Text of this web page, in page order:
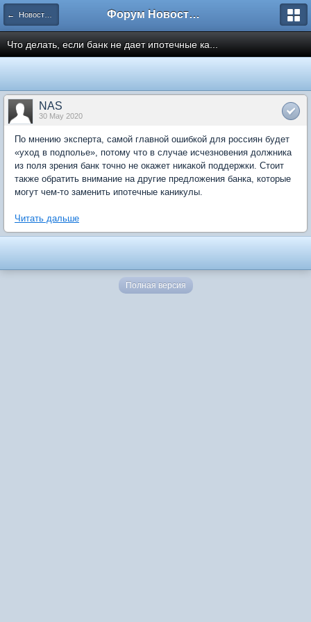
← Новости рынка недвижимости Форум Новостройки
Что делать, если банк не дает ипотечные ка...
NAS
30 May 2020
По мнению эксперта, самой главной ошибкой для россиян будет
«уход в подполье», потому что в случае исчезновения должника
из поля зрения банк точно не окажет никакой поддержки. Стоит
также обратить внимание на другие предложения банка, которые
могут чем-то заменить ипотечные каникулы.
Читать дальше
Полная версия